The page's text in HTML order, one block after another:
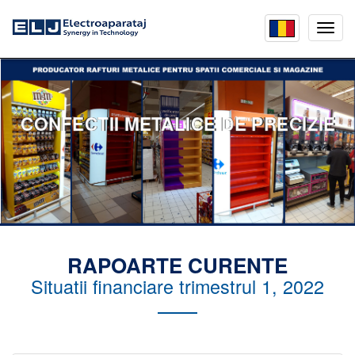
menu
CONFECTII METALICE DE PRECIZIE
RAPOARTE CURENTE
Situatii financiare trimestrul 1, 2022